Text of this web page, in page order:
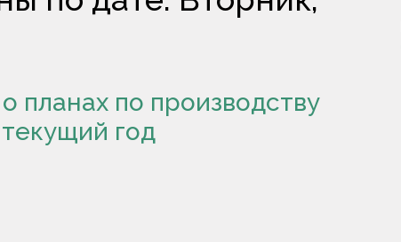
планах по производству
год